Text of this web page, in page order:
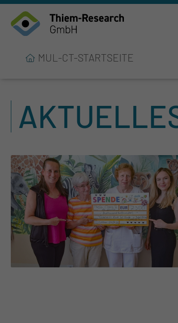
MUL-CT-STARTSEITE